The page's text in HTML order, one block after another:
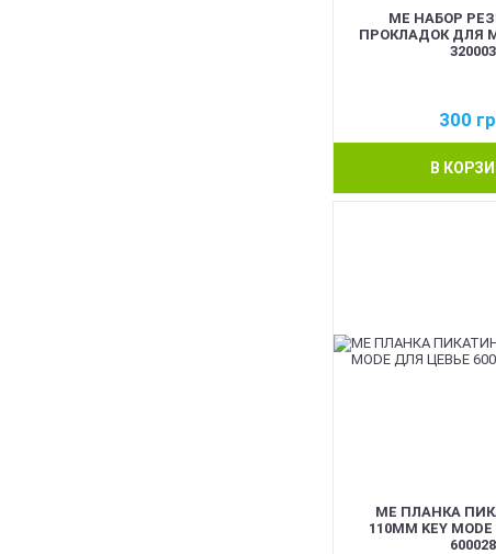
ME НАБОР
ПРОКЛАДОК ДЛЯ
320003
300
В
ME ПЛАНКА
110ММ KEY
600028